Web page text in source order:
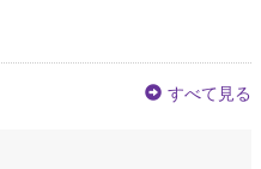
すべて見る